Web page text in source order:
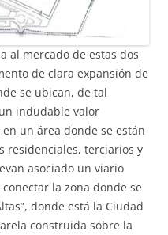
al mercado de estas dos
de clara expansión de
se ubican, de tal
indudable valor
un área donde se están
residenciales, terciarios y
asociado un viario
la zona donde se
donde está la Ciudad
construida sobre la